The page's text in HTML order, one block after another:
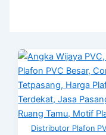
Distributor Plafon